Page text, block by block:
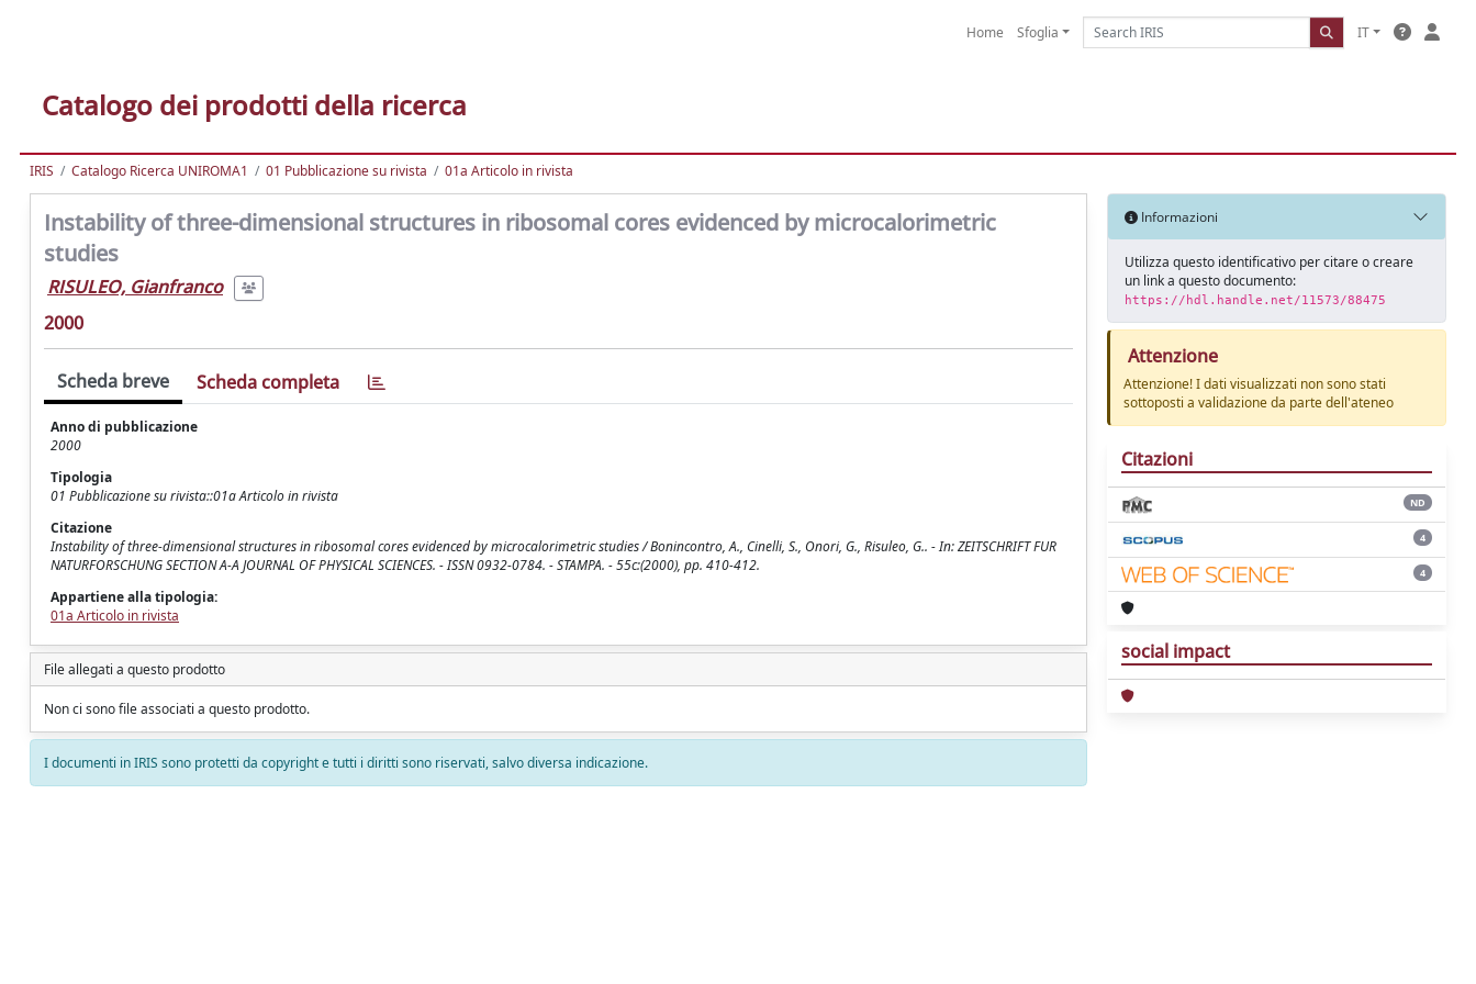
Home Sfoglia IT
Catalogo dei prodotti della ricerca
IRIS Catalogo Ricerca UNIROMA1 01 Pubblicazione su rivista 01a Articolo in rivista
Instability of three-dimensional structures in ribosomal cores evidenced by microcalorimetric
studies
RISULEO, Gianfranco
2000
Scheda breve Scheda completa
Anno di pubblicazione
2000
Tipologia
01 Pubblicazione su rivista::01a Articolo in rivista
Citazione
Instability of three-dimensional structures in ribosomal cores evidenced by microcalorimetric studies / Bonincontro, A., Cinelli, S., Onori, G., Risuleo, G.. - In: ZEITSCHRIFT FUR
NATURFORSCHUNG SECTION A-A JOURNAL OF PHYSICAL SCIENCES. - ISSN 0932-0784. - STAMPA. - 55c:(2000), pp. 410-412.
Appartiene alla tipologia:
01a Articolo in rivista
File allegati a questo prodotto
Non ci sono file associati a questo prodotto.
I documenti in IRIS sono protetti da copyright e tutti i diritti sono riservati, salvo diversa indicazione.
Informazioni
Utilizza questo identificativo per citare o creare
un link a questo documento:
https://hdl.handle.net/11573/88475
Attenzione
Attenzione! I dati visualizzati non sono stati
sottoposti a validazione da parte dell'ateneo
Citazioni
ND
4
4
social impact